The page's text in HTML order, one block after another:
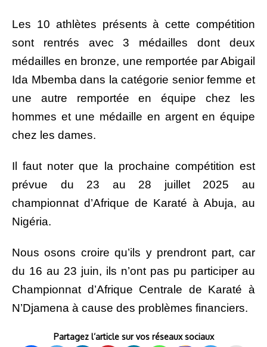
Les 10 athlètes présents à cette compétition
sont rentrés avec 3 médailles dont deux
médailles en bronze, une remportée par Abigail
Ida Mbemba dans la catégorie senior femme et
une autre remportée en équipe chez les
hommes et une médaille en argent en équipe
chez les dames.
Il faut noter que la prochaine compétition est
prévue du 23 au 28 juillet 2025 au
championnat d’Afrique de Karaté à Abuja, au
Nigéria.
Nous osons croire qu’ils y prendront part, car
du 16 au 23 juin, ils n’ont pas pu participer au
Championnat d’Afrique Centrale de Karaté à
N’Djamena à cause des problèmes financiers.
Partagez l’article sur vos réseaux sociaux